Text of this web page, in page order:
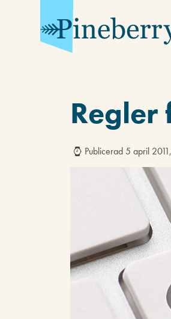
Publicerad 5 april